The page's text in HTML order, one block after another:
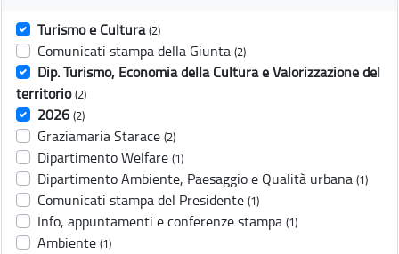
Turismo e Cultura (2)
Comunicati stampa della Giunta (2)
Dip. Turismo, Economia della Cultura e Valorizzazione del
territorio (2)
2026 (2)
Graziamaria Starace (2)
Dipartimento Welfare (1)
Dipartimento Ambiente, Paesaggio e Qualità urbana (1)
Comunicati stampa del Presidente (1)
Info, appuntamenti e conferenze stampa (1)
Ambiente (1)